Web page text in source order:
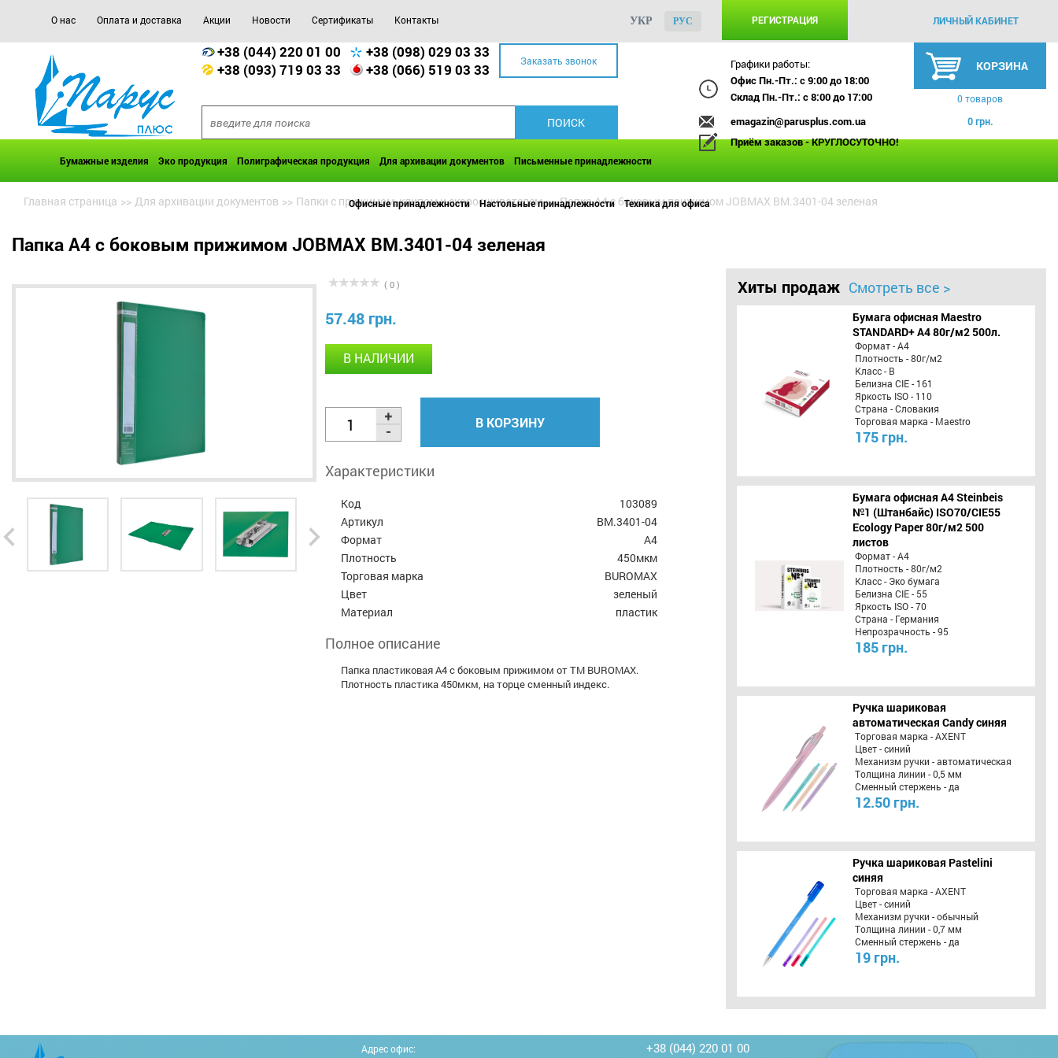
О нас Оплата и доставка Акции Новости Сертификаты Контакты РЕГИСТРАЦИЯ ЛИЧНЫЙ КАБИНЕТ
УКР РУС
+38 (044) 220 01 00
+38 (098) 029 03 33
+38 (093) 719 03 33
+38 (066) 519 03 33 Заказать звонок
Графики работы:
Офис Пн.-Пт.: с 9:00 до 18:00
Склад Пн.-Пт.: с 8:00 до 17:00
emagazin@parusplus.com.ua
Приём заказов - КРУГЛОСУТОЧНО!
КОРЗИНА
0 товаров
0 грн.
Бумажные изделия Эко продукция Полиграфическая продукция Для архивации документов Письменные принадлежности
Офисные принадлежности Настольные принадлежности Техника для офиса
Главная страница >> Для архивации документов >> Папки с прижимом, клипом и скоросшивателем >> Папка A4 с боковым прижимом JOBMAX BM.3401-04 зеленая
Папка A4 с боковым прижимом JOBMAX BM.3401-04 зеленая
( 0 )
57.48 грн.
В НАЛИЧИИ
В КОРЗИНУ
Характеристики
Код
103089
Артикул
BM.3401-04
Формат
А4
Плотность
450мкм
Торговая марка
BUROMAX
Цвет
зеленый
Материал
пластик
Полное описание
Папка пластиковая A4 с боковым прижимом от ТМ BUROMAX.
Плотность пластика 450мкм, на торце сменный индекс.
Хиты продаж Смотреть все >
Бумага офисная Maestro
STANDARD+ А4 80г/м2 500л.
Формат - А4
Плотность - 80г/м2
Класс - B
Белизна CIE - 161
Яркость ISO - 110
Страна - Словакия
Торговая марка - Maestro
175 грн.
Бумага офисная A4 Steinbeis
№1 (Штанбайс) ISO70/СІЕ55
Ecology Paper 80г/м2 500
листов
Формат - А4
Плотность - 80г/м2
Класс - Эко бумага
Белизна CIE - 55
Яркость ISO - 70
Страна - Германия
Непрозрачность - 95
185 грн.
Ручка шариковая
автоматическая Candy синяя
Торговая марка - AXENT
Цвет - синий
Механизм ручки - автоматическая
Толщина линии - 0,5 мм
Сменный стержень - да
12.50 грн.
Ручка шариковая Pastelini
синяя
Торговая марка - AXENT
Цвет - синий
Механизм ручки - обычный
Толщина линии - 0,7 мм
Сменный стержень - да
19 грн.
Адрес офис:
+38 (044) 220 01 00